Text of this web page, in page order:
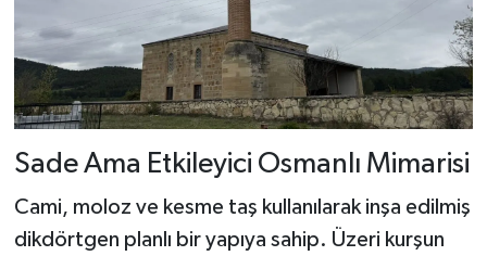
Sade Ama Etkileyici Osmanlı Mimarisi
Cami, moloz ve kesme taş kullanılarak inşa edilmiş
dikdörtgen planlı bir yapıya sahip. Üzeri kurşun